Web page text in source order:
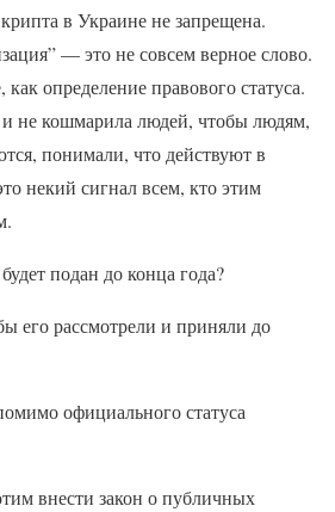
в Украине не запрещена.
— это не совсем верное слово.
как определение правового статуса.
не кошмарила людей, чтобы людям,
понимали, что действуют в
некий сигнал всем, кто этим
подан до конца года?
рассмотрели и приняли до
официального статуса
внести закон о публичных